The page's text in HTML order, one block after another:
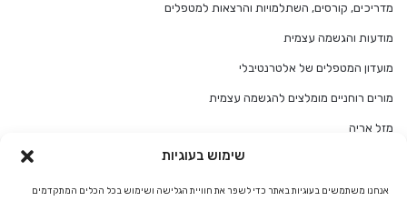
שימוש בעוגיות
אנחנו משתמשים בעוגיות באתר כדי לשפר את חוויית הגלישה ושימוש בכל הכלים המתקדמים
מדריכים, קורסים, השתלמויות והרצאות למטפלים
מודעות והגשמה עצמית
מועדון המטפלים של אלטרנטיבלי
מורים רוחניים מומלצים להגשמה עצמית
מזל אריה
מזל בתולה